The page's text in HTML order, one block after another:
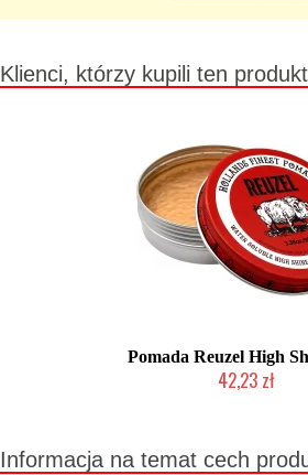
Klienci, którzy kupili ten
Pomada Reuzel High
42,23 zł
Informacja na temat cech